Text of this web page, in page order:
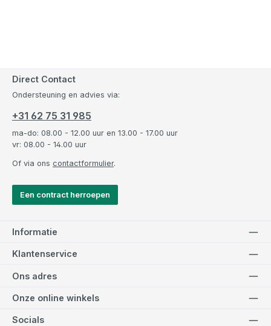
Direct Contact
Ondersteuning en advies via:
+31 62 75 31 985
ma-do: 08.00 - 12.00 uur en 13.00 - 17.00 uur
vr: 08.00 - 14.00 uur
Of via ons contactformulier.
Een contract herroepen
Informatie
Klantenservice
Ons adres
Socials
Onze online winkels